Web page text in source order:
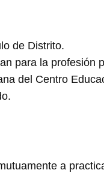
de Distrito.
para la profesión
del Centro
a